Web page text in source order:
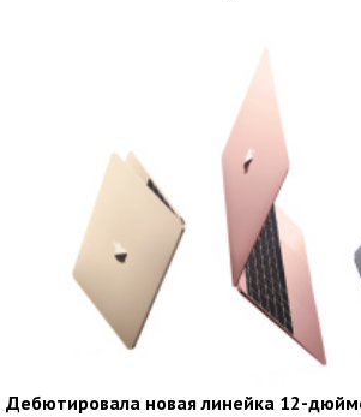
Дебютировала новая линейка 12-